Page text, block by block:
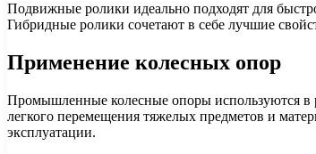
Подвижные ролики идеально подходят для
Гибридные ролики сочетают в себе лучшие
Применение колесных опор
Промышленные колесные опоры используются в
легкого перемещения тяжелых предметов и
эксплуатации.